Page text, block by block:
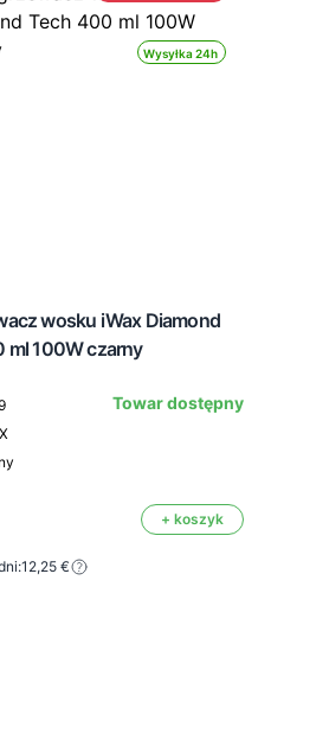
Wysyłka 24h
wosku iWax Diamond
ml 100W czarny
Towar dostępny
+ koszyk
12,25 €